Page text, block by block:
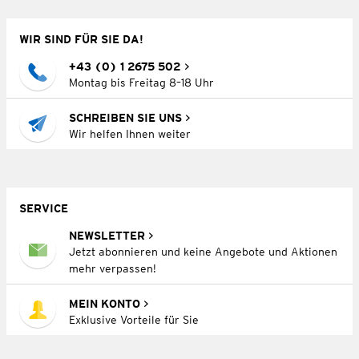
WIR SIND FÜR SIE DA!
+43 (0) 1 2675 502
Montag bis Freitag 8–18 Uhr
SCHREIBEN SIE UNS
Wir helfen Ihnen weiter
SERVICE
NEWSLETTER
Jetzt abonnieren und keine Angebote und Aktionen
mehr verpassen!
MEIN KONTO
Exklusive Vorteile für Sie